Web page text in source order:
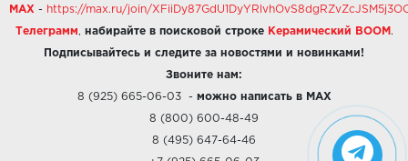
MAX - https://max.ru/join/
Телеграмм набирайте в поисковой строке Керамический BOOM .
Подписывайтесь и следите за новостями и новинками!
Звоните нам:
8 (925) 665-06-03- можно написать в MAX
8 (800) 600-48-49
8 (495) 647-64-46